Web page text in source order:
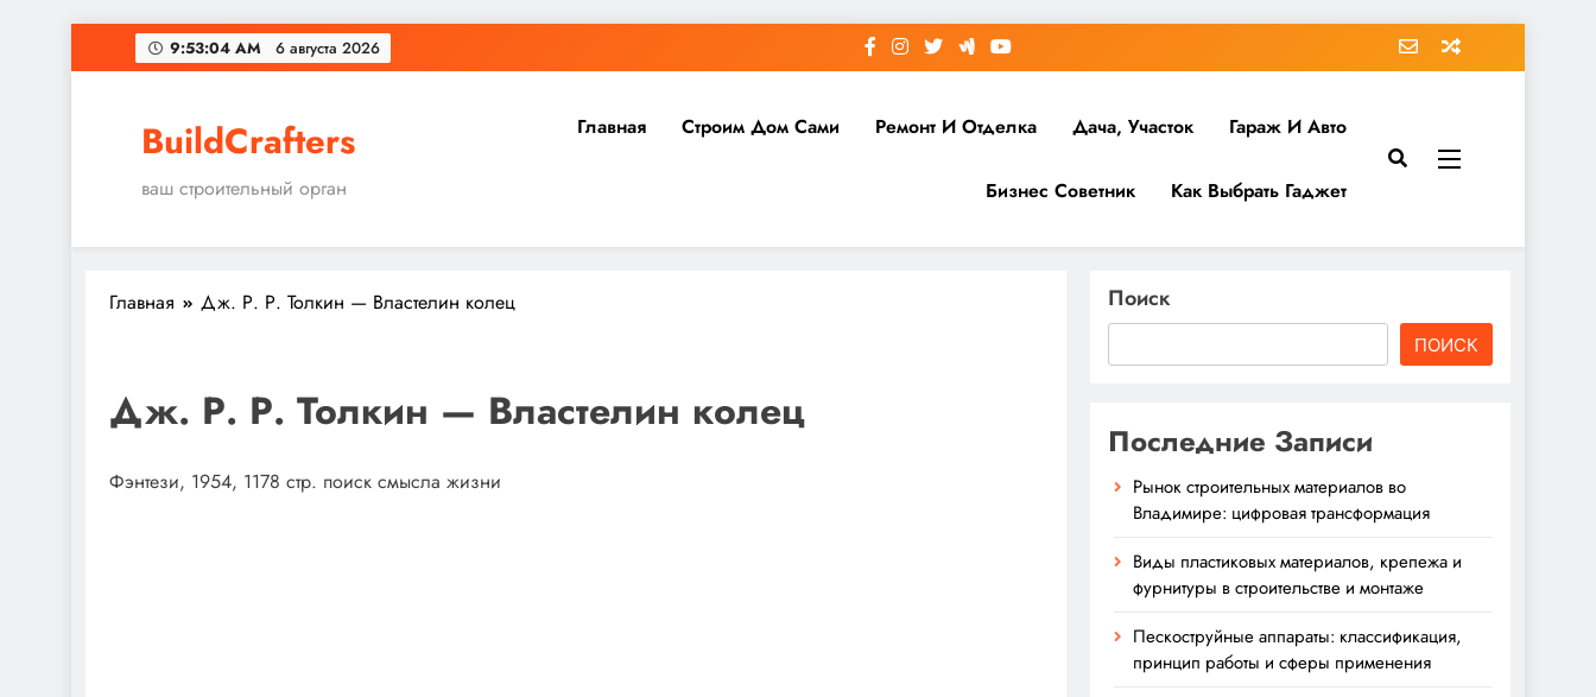
Перейти
к
9:53:05 AM 6 августа 2026
BuildCrafters
ваш строительный орган
Главная Строим Дом Сами Ремонт И Отделка Дача, Участок Гараж И Авто
Бизнес Советник Как Выбрать Гаджет
Главная Дж. Р. Р. Толкин — Властелин колец
Дж. Р. Р. Толкин — Властелин колец
Фэнтези, 1954, 1178 стр. поиск смысла жизни
Поиск
ПОИСК
Последние Записи
Рынок строительных материалов во
Владимире: цифровая трансформация
Виды пластиковых материалов, крепежа и
фурнитуры в строительстве и монтаже
Пескоструйные аппараты: классификация,
принцип работы и сферы применения